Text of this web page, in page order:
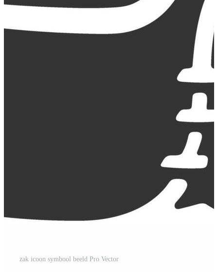
zak icoon symbool beeld Pro Vector